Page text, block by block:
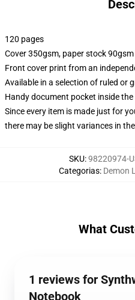
120 pages
Cover 350gsm, paper stock 90gsm
Front cover print from an
Available in a selection of ruled or
Handy document pocket inside
Since every item is made just for
there may be slight variances in
SKU:98220974-
Categorias: Demon
What
1 reviews for
Notebook